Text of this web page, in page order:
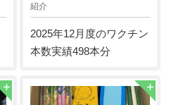
紹介
2025年12月度のワクチン
本数実績498本分